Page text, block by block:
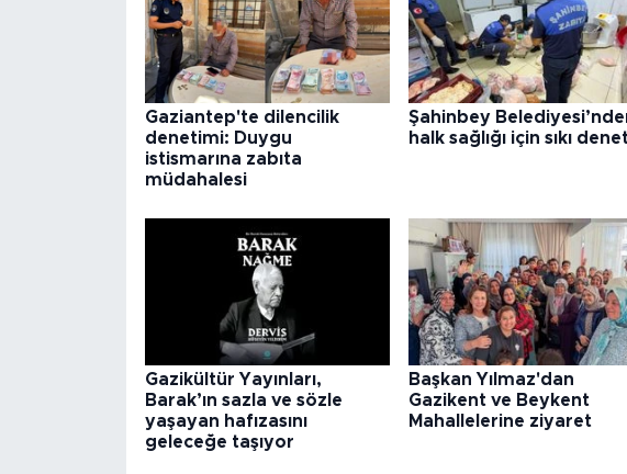
Gaziantep'te dilencilik
denetimi: Duygu
istismarına zabıta
müdahalesi
Şahinbey
halk sağlığı için sıkı
Gazikültür Yayınları,
Barak’ın sazla ve sözle
yaşayan hafızasını
geleceğe taşıyor
Başkan Yılmaz'dan
Gazikent ve Beykent
Mahallelerine ziyaret